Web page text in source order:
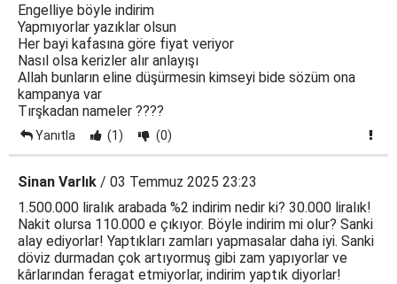
Engelliye böyle indirim
Yapmıyorlar yazıklar olsun
Her bayi kafasına göre fiyat veriyor
Nasıl olsa kerizler alır anlayışı
Allah bunların eline düşürmesin kimseyi bide sözüm ona
kampanya var
Tırşkadan nameler ????
Yanıtla (1) (0)
Sinan Varlık / 03 Temmuz 2025 23:23
1.500.000 liralık arabada %2 indirim nedir ki? 30.000 liralık!
Nakit olursa 110.000 e çıkıyor. Böyle indirim mi olur? Sanki
alay ediyorlar! Yaptıkları zamları yapmasalar daha iyi. Sanki
döviz durmadan çok artıyormuş gibi zam yapıyorlar ve
kârlarından feragat etmiyorlar, indirim yaptık diyorlar!